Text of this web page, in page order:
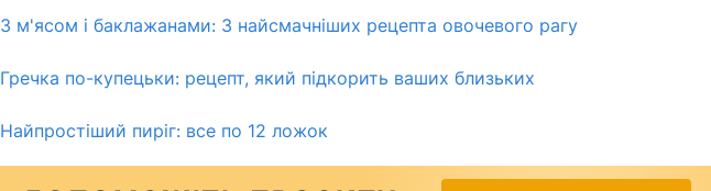
З м'ясом і баклажанами: 3 найсмачніших рецепта овочевого рагу
Гречка по-купецьки: рецепт, який підкорить ваших близьких
Найпростіший пиріг: все по 12 ложок